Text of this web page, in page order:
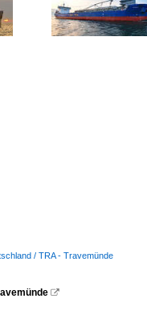
/ TRA - Travemünde
